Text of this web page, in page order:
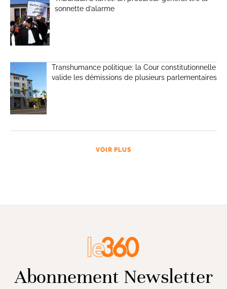
sonnette d’alarme
Transhumance politique: la Cour constitutionnelle
valide les démissions de plusieurs parlementaires
VOIR PLUS
Abonnement Newsletter